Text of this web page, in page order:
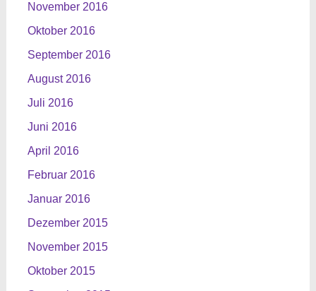
November 2016
Oktober 2016
September 2016
August 2016
Juli 2016
Juni 2016
April 2016
Februar 2016
Januar 2016
Dezember 2015
November 2015
Oktober 2015